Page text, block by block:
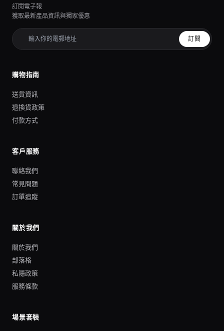
訂閱電子報
獲取最新產品資訊與獨家優惠
訂閱
購物指南
送貨資訊
退換貨政策
付款方式
客戶服務
聯絡我們
常見問題
訂單追蹤
關於我們
關於我們
部落格
私隱政策
服務條款
場景套裝